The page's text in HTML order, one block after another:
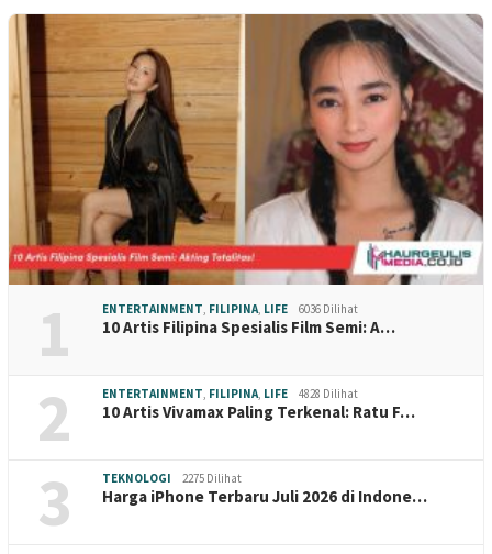
1 ENTERTAINMENT, FILIPINA, LIFE 6036 Dilihat
10 Artis Filipina Spesialis Film Semi: A…
2 ENTERTAINMENT, FILIPINA, LIFE 4828 Dilihat
10 Artis Vivamax Paling Terkenal: Ratu F…
3 TEKNOLOGI 2275 Dilihat
Harga iPhone Terbaru Juli 2026 di Indone…